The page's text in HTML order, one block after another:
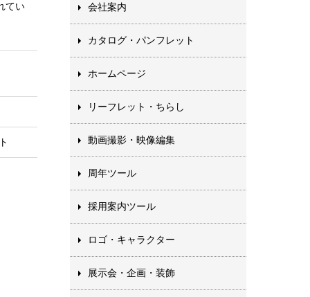
てい
会社案内
カタログ・パンフレット
ホームページ
リーフレット・ちらし
動画撮影・映像編集
周年ツール
採用案内ツール
ロゴ・キャラクター
展示会・企画・装飾